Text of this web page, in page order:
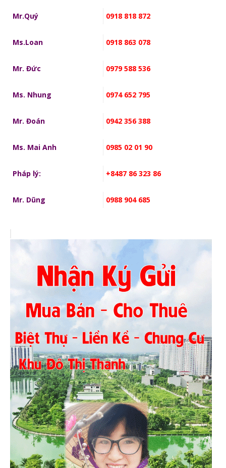
Mr.Quý 0918 818 872
Ms.Loan 0918 863 078
Mr. Đức 0979 588 536
Ms. Nhung 0974 652 795
Mr. Đoán 0942 356 388
Ms. Mai Anh 0985 02 01 90
Pháp lý: +8487 86 323 86
Mr. Dũng 0988 904 685